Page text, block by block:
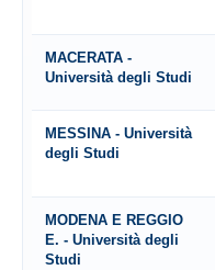
MACERATA -
Università degli Studi
MESSINA - Università
degli Studi
MODENA E REGGIO
E. - Università degli
Studi